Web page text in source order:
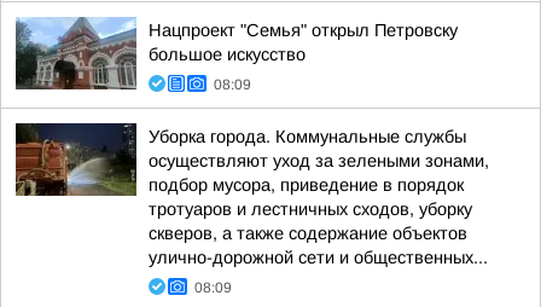
Нацпроект "Семья" открыл Петровску
большое искусство
08:09
Уборка города. Коммунальные службы
осуществляют уход за зелеными зонами,
подбор мусора, приведение в порядок
тротуаров и лестничных сходов, уборку
скверов, а также содержание объектов
улично-дорожной сети и общественных...
08:09